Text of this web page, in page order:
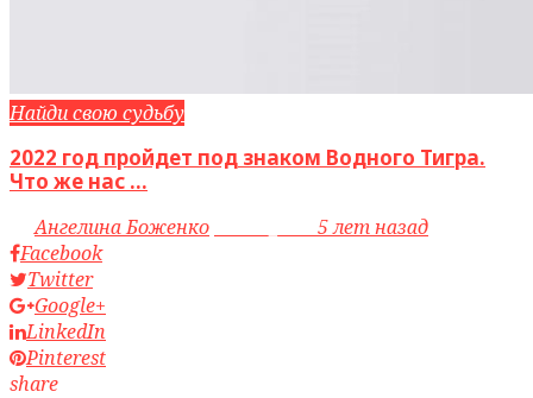
Найди свою судьбу
2022 год пройдет под знаком Водного Тигра.
Что же нас ...
byАнгелина Боженко
5 лет назад
Facebook
Twitter
Google+
LinkedIn
Pinterest
share